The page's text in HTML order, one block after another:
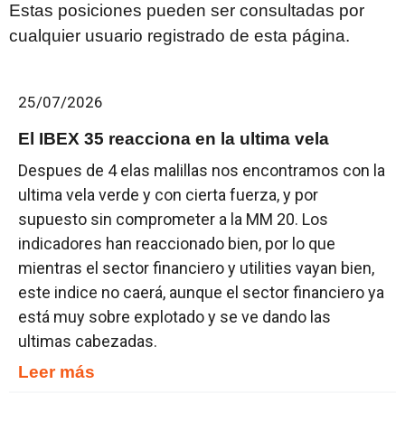
Estas posiciones pueden ser consultadas por
cualquier usuario registrado de esta página.
25/07/2026
El IBEX 35 reacciona en la ultima vela
Despues de 4 elas malillas nos encontramos con la
ultima vela verde y con cierta fuerza, y por
supuesto sin comprometer a la MM 20. Los
indicadores han reaccionado bien, por lo que
mientras el sector financiero y utilities vayan bien,
este indice no caerá, aunque el sector financiero ya
está muy sobre explotado y se ve dando las
ultimas cabezadas.
Leer más